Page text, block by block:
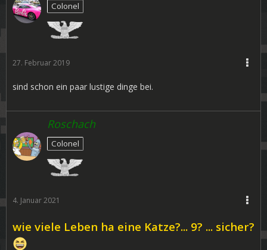
Colonel
27. Februar 2019
sind schon ein paar lustige dinge bei.
Roschach
Colonel
4. Januar 2021
wie viele Leben ha eine Katze?... 9? ... sicher?